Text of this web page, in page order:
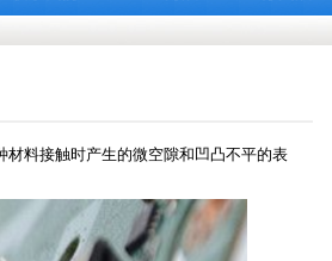
料接触时产生的微空隙和凹凸不平的表